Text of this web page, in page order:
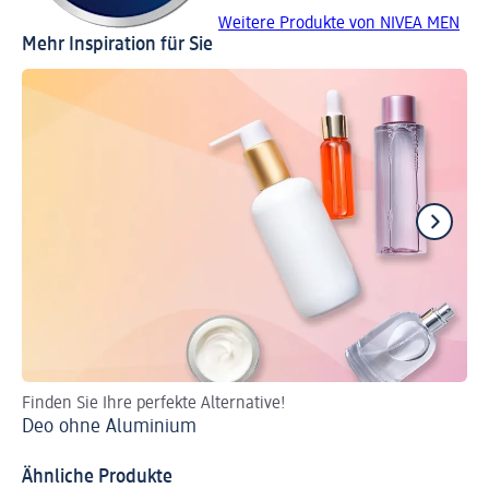
Weitere Produkte von NIVEA MEN
Mehr Inspiration für Sie
Finden Sie Ihre perfekte Alternative!
Deo ohne Aluminium
Ähnliche Produkte